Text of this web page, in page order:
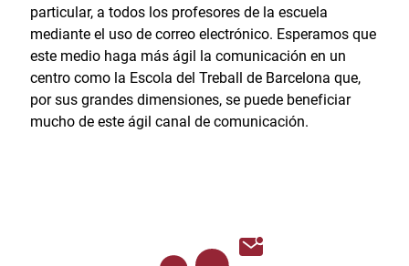
particular, a todos los profesores de la escuela
mediante el uso de correo electrónico. Esperamos que
este medio haga más ágil la comunicación en un
centro como la Escola del Treball de Barcelona que,
por sus grandes dimensiones, se puede beneficiar
mucho de este ágil canal de comunicación.